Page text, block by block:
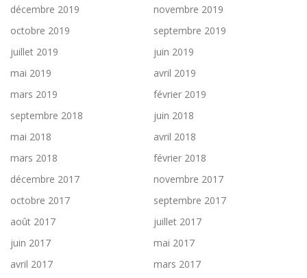
décembre 2019
novembre 2019
octobre 2019
septembre 2019
juillet 2019
juin 2019
mai 2019
avril 2019
mars 2019
février 2019
septembre 2018
juin 2018
mai 2018
avril 2018
mars 2018
février 2018
décembre 2017
novembre 2017
octobre 2017
septembre 2017
août 2017
juillet 2017
juin 2017
mai 2017
avril 2017
mars 2017